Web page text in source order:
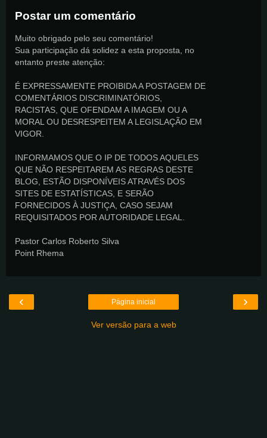
Postar um comentário
Muito obrigado pelo seu comentário!
Sua participação dá solidez a esta proposta, no
entanto preste atenção:
É EXPRESSAMENTE PROIBIDA A POSTAGEM DE
COMENTÁRIOS DISCRIMINATÓRIOS,
RACISTAS, QUE OFENDAM A IMAGEM OU A
MORAL OU DESRESPEITEM A LEGISLAÇÃO EM
VIGOR.
INFORMAMOS QUE O IP DE TODOS AQUELES
QUE NÃO RESPEITAREM AS REGRAS DESTE
BLOG, ESTÃO DISPONÍVEIS ATRAVÉS DOS
SITES DE ESTATÍSTICAS, E SERÃO
FORNECIDOS À JUSTIÇA, CASO SEJAM
REQUISITADOS POR AUTORIDADE LEGAL.
Pastor Carlos Roberto Silva
Point Rhema
‹ ›
Página inicial
Ver versão para a web